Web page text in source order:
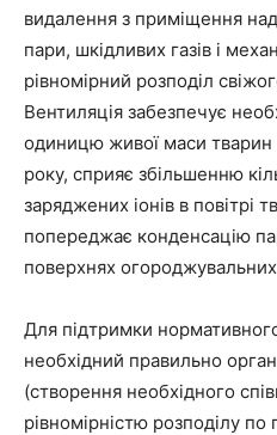
видалення з приміщення
пари, шкідливих газів і
рівномірний розподіл
Вентиляція забезпечує
одиницю живої маси тварин і
року, сприяє збільшенню
заряджених іонів в повітрі
попереджає конденсацію
поверхнях
Для підтримки
необхідний правильно
(створення необхідного
рівномірністю розподілу